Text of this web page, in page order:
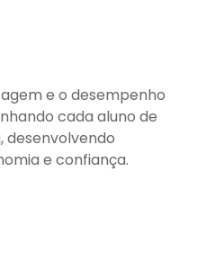
e o desempenho
cada aluno de
desenvolvendo
e confiança.